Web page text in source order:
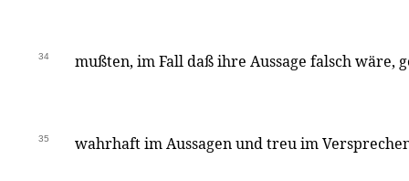
34 mußten, im Fall daß ihre Aussage falsch wäre,
35 wahrhaft im Aussagen und treu im